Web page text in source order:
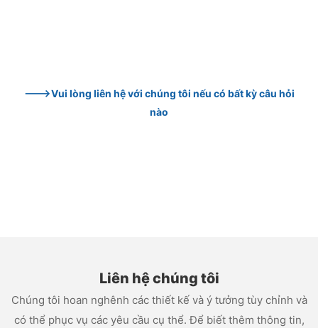
--->Vui lòng liên hệ với chúng tôi nếu có bất kỳ câu hỏi
nào
Liên hệ chúng tôi
Chúng tôi hoan nghênh các thiết kế và ý tưởng tùy chỉnh và
có thể phục vụ các yêu cầu cụ thể. Để biết thêm thông tin,